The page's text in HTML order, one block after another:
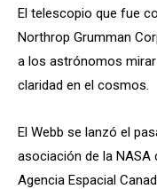
El telescopio que fue
Northrop Grumman
a los astrónomos
claridad en el cosmos.
El Webb se lanzó el
asociación de la NASA
Agencia Espacial